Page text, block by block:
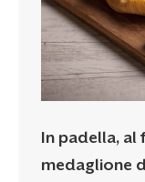
In padella,
medaglione